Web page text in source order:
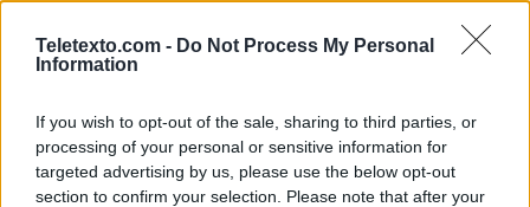
Teletexto.com - Do Not Process My Personal
Information
If you wish to opt-out of the sale, sharing to third parties, or
processing of your personal or sensitive information for
targeted advertising by us, please use the below opt-out
section to confirm your selection. Please note that after your
AUDIENCIAS ESTRENOS STREAMING
Ver perfil
@teletextopuntocom Ver perfil